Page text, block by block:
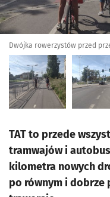
Dwójka rowerzystów przed
TAT to przede
tramwajów i
kilometra nowych
po równym i